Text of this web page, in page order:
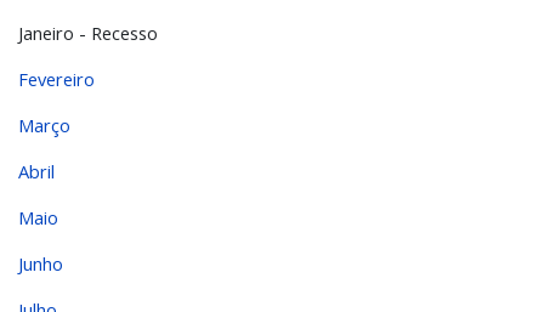
Janeiro - Recesso
Fevereiro
Março
Abril
Maio
Junho